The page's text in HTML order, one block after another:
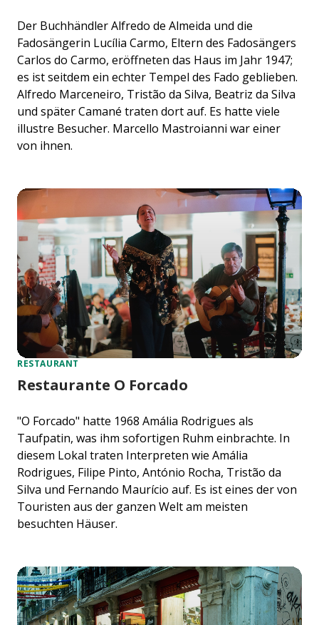
Der Buchhändler Alfredo de Almeida und die
Fadosängerin Lucília Carmo, Eltern des Fadosängers
Carlos do Carmo, eröffneten das Haus im Jahr 1947;
es ist seitdem ein echter Tempel des Fado geblieben.
Alfredo Marceneiro, Tristão da Silva, Beatriz da Silva
und später Camané traten dort auf. Es hatte viele
illustre Besucher. Marcello Mastroianni war einer
von ihnen.
RESTAURANT
Restaurante O Forcado
"O Forcado" hatte 1968 Amália Rodrigues als
Taufpatin, was ihm sofortigen Ruhm einbrachte. In
diesem Lokal traten Interpreten wie Amália
Rodrigues, Filipe Pinto, António Rocha, Tristão da
Silva und Fernando Maurício auf. Es ist eines der von
Touristen aus der ganzen Welt am meisten
besuchten Häuser.